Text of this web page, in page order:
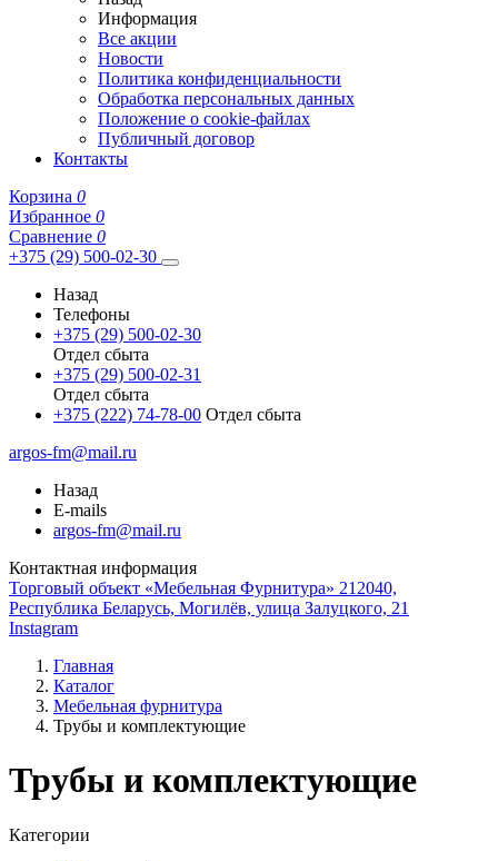
Информация
Все акции
Новости
Политика конфиденциальности
Обработка персональных данных
Положение о cookie-файлах
Публичный договор
Контакты
Корзина 0
Избранное 0
Сравнение 0
+375 (29) 500-02-30
Назад
Телефоны
+375 (29) 500-02-30
Отдел сбыта
+375 (29) 500-02-31
Отдел сбыта
+375 (222) 74-78-00 Отдел сбыта
argos-fm@mail.ru
Назад
E-mails
argos-fm@mail.ru
Контактная информация
Торговый объект «Мебельная Фурнитура» 212040,
Республика Беларусь, Могилёв, улица Залуцкого, 21
Instagram
Главная
Каталог
Мебельная фурнитура
Трубы и комплектующие
Трубы и комплектующие
Категории